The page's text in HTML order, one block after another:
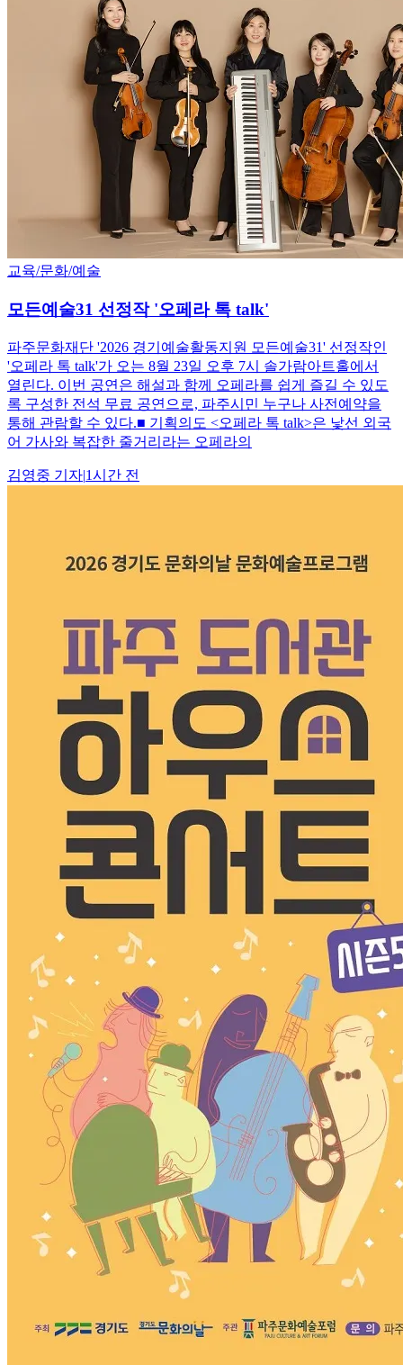
교육/문화/예술
모든예술31 선정작 '오페라 톡 talk'
파주문화재단 '2026 경기예술활동지원 모든예술31' 선정작인
'오페라 톡 talk'가 오는 8월 23일 오후 7시 솔가람아트홀에서
열린다. 이번 공연은 해설과 함께 오페라를 쉽게 즐길 수 있도
록 구성한 전석 무료 공연으로, 파주시민 누구나 사전예약을
통해 관람할 수 있다.■ 기획의도 <오페라 톡 talk>은 낯선 외국
어 가사와 복잡한 줄거리라는 오페라의
김영중 기자|1시간 전